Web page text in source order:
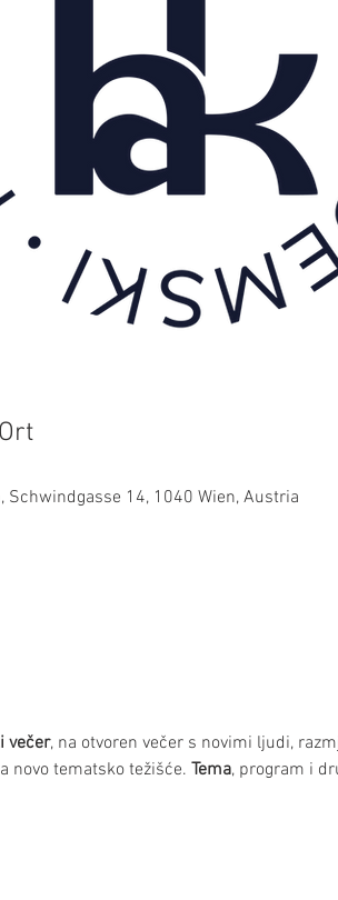
14, 1040 Wien, Austria
večer, na otvoren večer s novimi ljudi,
novo tematsko težišće. Tema, program i